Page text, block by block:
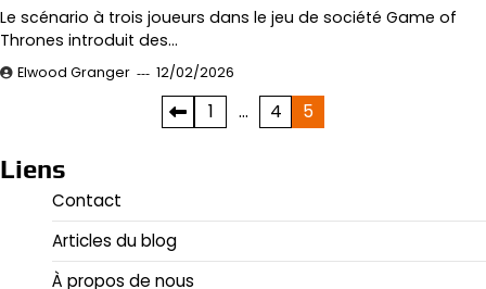
Le scénario à trois joueurs dans le jeu de société Game of
Thrones introduit des…
Elwood Granger 12/02/2026
1 … 4 5
Liens
Contact
Articles du blog
À propos de nous